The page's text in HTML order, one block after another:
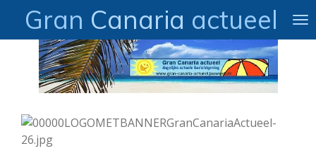
direct
hoofdinhoud
Gran Canaria actueel